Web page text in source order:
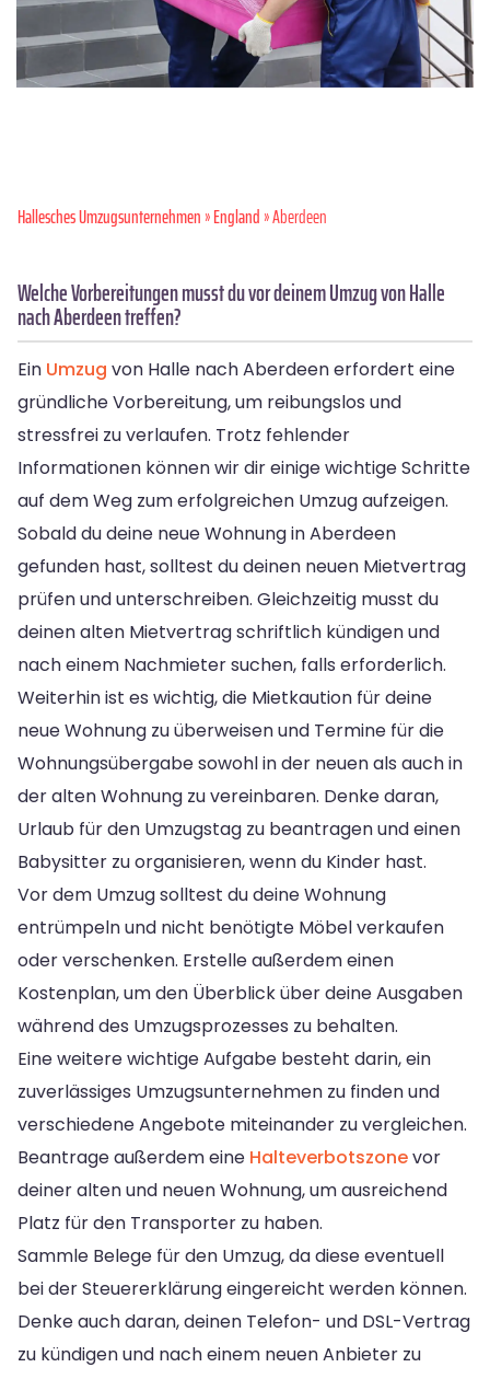
Hallesches Umzugsunternehmen»England» Aberdeen
Welche Vorbereitungen musst du vor deinem Umzug von Halle
nach Aberdeen treffen?
Ein Umzug von Halle nach Aberdeen erfordert eine
gründliche Vorbereitung, um reibungslos und
stressfrei zu verlaufen. Trotz fehlender
Informationen können wir dir einige wichtige Schritte
auf dem Weg zum erfolgreichen Umzug aufzeigen.
Sobald du deine neue Wohnung in Aberdeen
gefunden hast, solltest du deinen neuen Mietvertrag
prüfen und unterschreiben. Gleichzeitig musst du
deinen alten Mietvertrag schriftlich kündigen und
nach einem Nachmieter suchen, falls erforderlich.
Weiterhin ist es wichtig, die Mietkaution für deine
neue Wohnung zu überweisen und Termine für die
Wohnungsübergabe sowohl in der neuen als auch in
der alten Wohnung zu vereinbaren. Denke daran,
Urlaub für den Umzugstag zu beantragen und einen
Babysitter zu organisieren, wenn du Kinder hast.
Vor dem Umzug solltest du deine Wohnung
entrümpeln und nicht benötigte Möbel verkaufen
oder verschenken. Erstelle außerdem einen
Kostenplan, um den Überblick über deine Ausgaben
während des Umzugsprozesses zu behalten.
Eine weitere wichtige Aufgabe besteht darin, ein
zuverlässiges Umzugsunternehmen zu finden und
verschiedene Angebote miteinander zu vergleichen.
Beantrage außerdem eine Halteverbotszonevor
deiner alten und neuen Wohnung, um ausreichend
Platz für den Transporter zu haben.
Sammle Belege für den Umzug, da diese eventuell
bei der Steuererklärung eingereicht werden können.
Denke auch daran, deinen Telefon- und DSL-Vertrag
zu kündigen und nach einem neuen Anbieter zu